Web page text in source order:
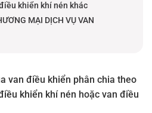
khiển khí nén khác
MẠI DỊCH VỤ VAN
van điều khiển phân chia theo
khiển khí nén hoặc van điều